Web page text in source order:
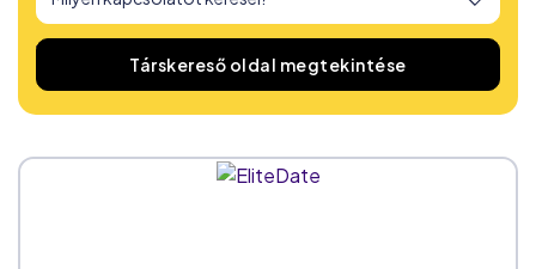
166 társkereső oldalt találtunk
Társkereső oldal megtekintése